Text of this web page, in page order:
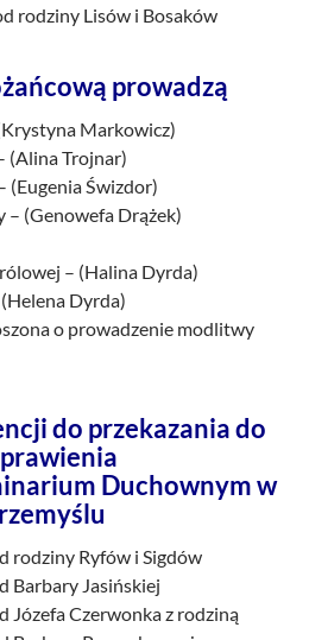
rodziny Lisów i Bosaków
prowadzą
Markowicz)
(Alina Trojnar)
(Eugenia Świzdor)
– (Genowefa Drążek)
– (Halina Dyrda)
Dyrda)
o prowadzenie modlitwy
do przekazania do
Duchownym w
rodziny Ryfów i Sigdów
Barbary Jasińskiej
Józefa Czerwonka z rodziną